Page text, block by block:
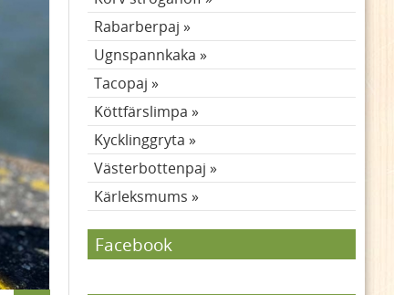
Rabarberpaj
Ugnspannkaka
Tacopaj
Köttfärslimpa
Kycklinggryta
Västerbottenpaj
Kärleksmums
Facebook